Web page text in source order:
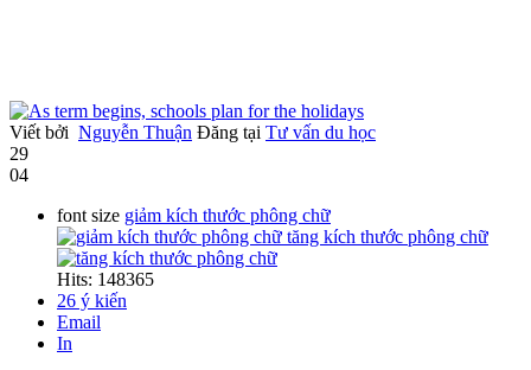
Viết bởi Nguyễn Thuận Đăng tại Tư vấn du học
29
04
font size giảm kích thước phông chữ
tăng kích thước phông chữ
Hits: 148365
26 ý kiến
Email
In